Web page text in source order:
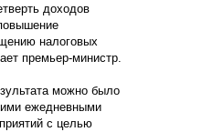
доходов
налоговых
премьер-министр.
можно было
ежедневными
с целью